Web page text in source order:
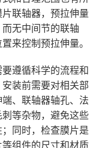
联轴器，预拉伸量
无中间节的联轴
来控制预拉伸量。
遵循科学的流程和
装前需要对相关部
、联轴器轴孔、法
等杂物，避免这些
同时，检查膜片是
组件的尺寸和材质